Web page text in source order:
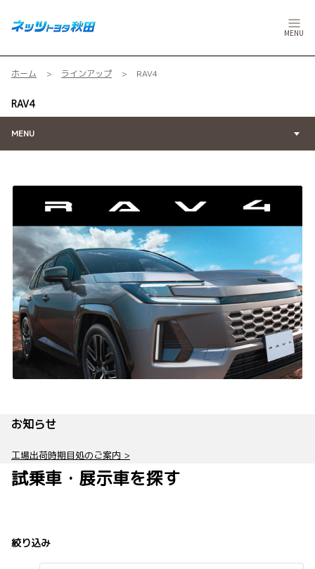
MENU
ホーム ラインアップ RAV4
RAV4
MENU
お知らせ
工場出荷時期目処のご案内 >
試乗車・展示車を探す
絞り込み